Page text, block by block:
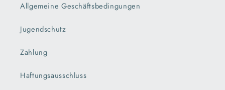
Allgemeine Geschäftsbedingungen
Jugendschutz
Zahlung
Haftungsausschluss